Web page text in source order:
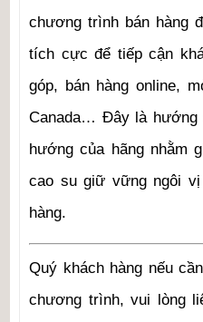
chương trình bán hàng
tích cực để tiếp cận
góp, bán hàng online,
Canada… Đây là hướng
hướng của hãng nhằm
cao su giữ vững ngôi
hàng.
Quý khách hàng nếu
chương trình, vui lòng